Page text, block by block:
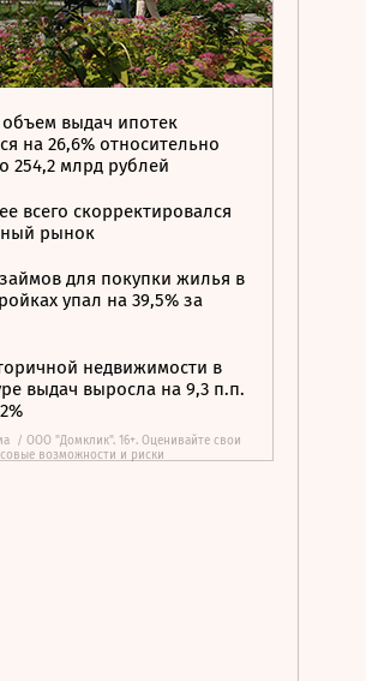
выдач ипотек
на 26,6% относительно
254,2 млрд рублей
всего скорректировался
рынок
для покупки жилья в
упал на 39,5% за
недвижимости в
выдач выросла на 9,3 п.п.
/ ООО "Домклик". 16+. Оценивайте свои
возможности и риски